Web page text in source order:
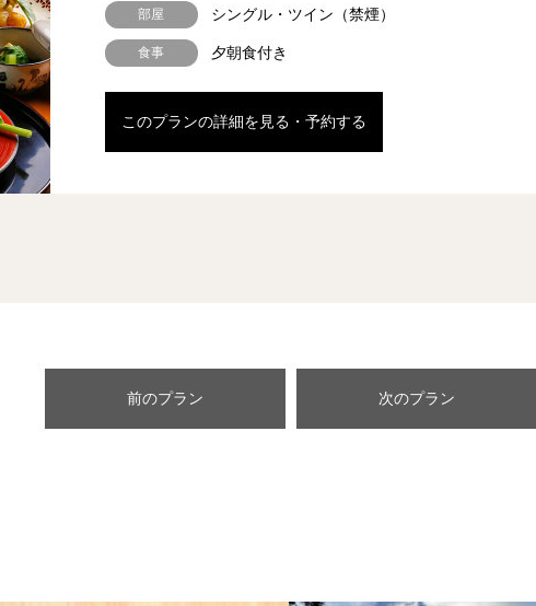
部屋 シングル・ツイン（禁煙）
食事 夕朝食付き
このプランの詳細を見る・予約する
前のプラン 次のプラン